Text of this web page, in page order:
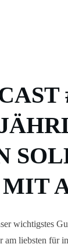
MIT
wichtigstes
am liebsten für